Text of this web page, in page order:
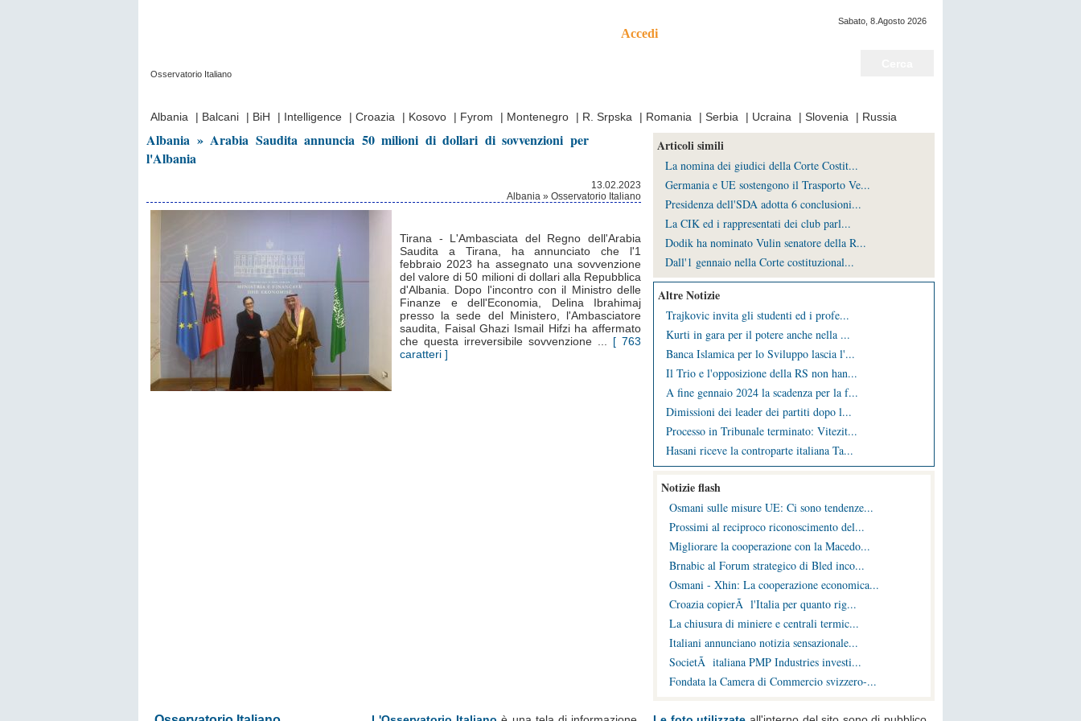
Accedi
Osservatorio Italiano
Sabato, 8.Agosto 2026
Albania
| Balcani | BiH | Intelligence | Croazia | Kosovo | Fyrom | Montenegro | R. Srpska | Romania | Serbia | Ucraina | Slovenia | Russia
Albania » Arabia Saudita annuncia 50 milioni di dollari di sovvenzioni per
l'Albania
13.02.2023
Albania » Osservatorio Italiano
Tirana - L'Ambasciata del Regno dell'Arabia
Saudita a Tirana, ha annunciato che l'1
febbraio 2023 ha assegnato una sovvenzione
del valore di 50 milioni di dollari alla Repubblica
d'Albania. Dopo l'incontro con il Ministro delle
Finanze e dell'Economia, Delina Ibrahimaj
presso la sede del Ministero, l'Ambasciatore
saudita, Faisal Ghazi Ismail Hifzi ha affermato
che questa irreversibile sovvenzione ... [ 763
caratteri ]
Articoli simili
La nomina dei giudici della Corte Costit...
Germania e UE sostengono il Trasporto Ve...
Presidenza dell'SDA adotta 6 conclusioni...
La CIK ed i rappresentati dei club parl...
Dodik ha nominato Vulin senatore della R...
Dall'1 gennaio nella Corte costituzional...
Altre Notizie
Trajkovic invita gli studenti ed i profe...
Kurti in gara per il potere anche nella ...
Banca Islamica per lo Sviluppo lascia l'...
Il Trio e l'opposizione della RS non han...
A fine gennaio 2024 la scadenza per la f...
Dimissioni dei leader dei partiti dopo l...
Processo in Tribunale terminato: Vitezit...
Hasani riceve la controparte italiana Ta...
Notizie flash
Osmani sulle misure UE: Ci sono tendenze...
Prossimi al reciproco riconoscimento del...
Migliorare la cooperazione con la Macedo...
Brnabic al Forum strategico di Bled inco...
Osmani - Xhin: La cooperazione economica...
Croazia copierÃ l'Italia per quanto rig...
La chiusura di miniere e centrali termic...
Italiani annunciano notizia sensazionale...
SocietÃ italiana PMP Industries investi...
Fondata la Camera di Commercio svizzero-...